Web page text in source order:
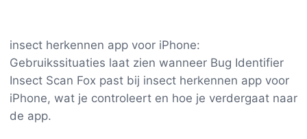
insect herkennen app voor iPhone:
Gebruikssituaties laat zien wanneer Bug Identifier
Insect Scan Fox past bij insect herkennen app voor
iPhone, wat je controleert en hoe je verdergaat naar
de app.